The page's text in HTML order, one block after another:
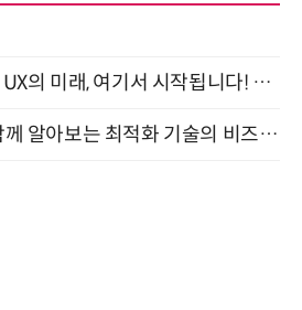
대한민국 인공지능과 UX의 미래, 여기서 시작됩니다! UX Korea 2026 - Fall 9월 2일 개최
[올쇼TV] Gurobi와 함께 알아보는 최적화 기술의 비즈니스 활용 (8월 20일 생방송)